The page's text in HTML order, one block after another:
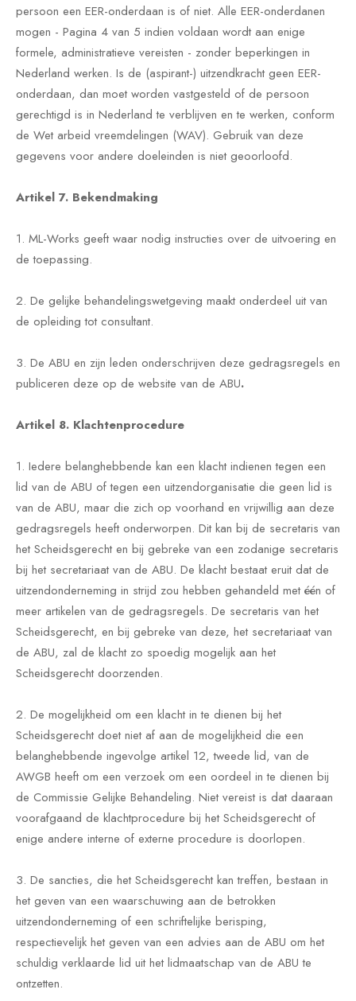
persoon een EER-onderdaan is of niet. Alle EER-onderdanen
mogen - Pagina 4 van 5 indien voldaan wordt aan enige
formele, administratieve vereisten - zonder beperkingen in
Nederland werken. Is de (aspirant-) uitzendkracht geen EER-
onderdaan, dan moet worden vastgesteld of de persoon
gerechtigd is in Nederland te verblijven en te werken, conform
de Wet arbeid vreemdelingen (WAV). Gebruik van deze
gegevens voor andere doeleinden is niet geoorloofd.
Artikel 7. Bekendmaking
1. ML-Works geeft waar nodig instructies over de uitvoering en
de toepassing.
2. De gelijke behandelingswetgeving maakt onderdeel uit van
de opleiding tot consultant.
3. De ABU en zijn leden onderschrijven deze gedragsregels en
publiceren deze op de website van de ABU.
Artikel 8. Klachtenprocedure
1. Iedere belanghebbende kan een klacht indienen tegen een
lid van de ABU of tegen een uitzendorganisatie die geen lid is
van de ABU, maar die zich op voorhand en vrijwillig aan deze
gedragsregels heeft onderworpen. Dit kan bij de secretaris van
het Scheidsgerecht en bij gebreke van een zodanige secretaris
bij het secretariaat van de ABU. De klacht bestaat eruit dat de
uitzendonderneming in strijd zou hebben gehandeld met één of
meer artikelen van de gedragsregels. De secretaris van het
Scheidsgerecht, en bij gebreke van deze, het secretariaat van
de ABU, zal de klacht zo spoedig mogelijk aan het
Scheidsgerecht doorzenden.
2. De mogelijkheid om een klacht in te dienen bij het
Scheidsgerecht doet niet af aan de mogelijkheid die een
belanghebbende ingevolge artikel 12, tweede lid, van de
AWGB heeft om een verzoek om een oordeel in te dienen bij
de Commissie Gelijke Behandeling. Niet vereist is dat daaraan
voorafgaand de klachtprocedure bij het Scheidsgerecht of
enige andere interne of externe procedure is doorlopen.
3. De sancties, die het Scheidsgerecht kan treffen, bestaan in
het geven van een waarschuwing aan de betrokken
uitzendonderneming of een schriftelijke berisping,
respectievelijk het geven van een advies aan de ABU om het
schuldig verklaarde lid uit het lidmaatschap van de ABU te
ontzetten.